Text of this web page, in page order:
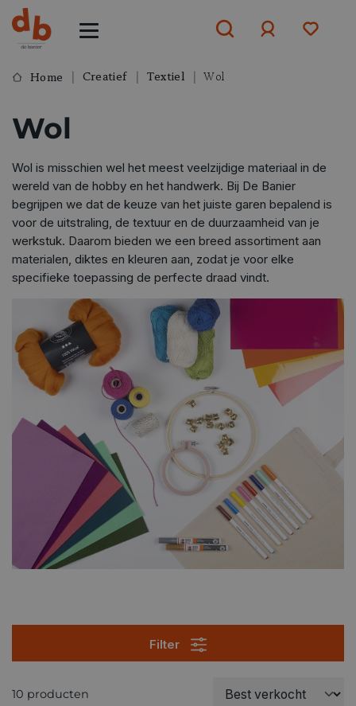
Home Creatief Textiel Wol
Wol
Wol is misschien wel het meest veelzijdige materiaal in de
wereld van de hobby en het handwerk. Bij De Banier
begrijpen we dat de keuze van het juiste garen bepalend is
voor de uitstraling, de textuur en de duurzaamheid van je
werkstuk. Daarom bieden we een breed assortiment aan
materialen, diktes en kleuren aan, zodat je voor elke
specifieke toepassing de perfecte draad vindt.
Filter
10 producten